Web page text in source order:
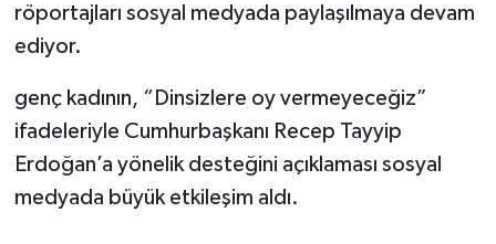
röportajları sosyal medyada paylaşılmaya devam
ediyor.
genç kadının, “Dinsizlere oy vermeyeceğiz”
ifadeleriyle Cumhurbaşkanı Recep Tayyip
Erdoğan’a yönelik desteğini açıklaması sosyal
medyada büyük etkileşim aldı.